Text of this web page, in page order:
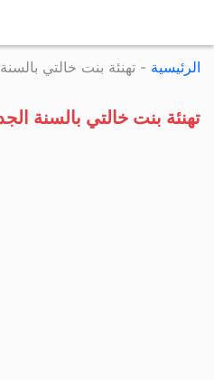
الرئيسية - تهنئة بنت خالتي
تهنئة بنت خالتي بالسنة